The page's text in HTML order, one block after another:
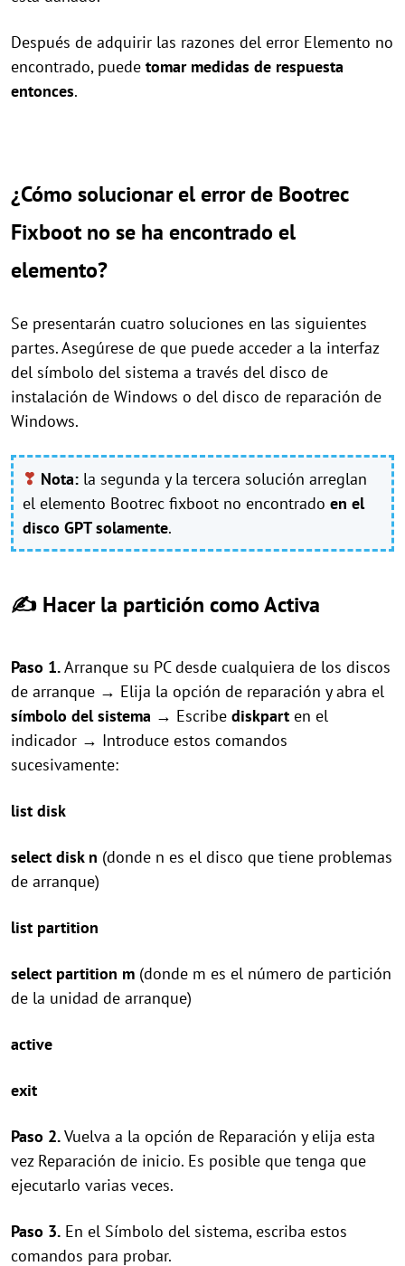
Después de adquirir las razones del error Elemento no
encontrado, puede tomar medidas de respuesta
entonces.
¿Cómo solucionar el error de Bootrec
Fixboot no se ha encontrado el
elemento?
Se presentarán cuatro soluciones en las siguientes
partes. Asegúrese de que puede acceder a la interfaz
del símbolo del sistema a través del disco de
instalación de Windows o del disco de reparación de
Windows.
❣ Nota: la segunda y la tercera solución arreglan
el elemento Bootrec fixboot no encontrado en el
disco GPT solamente.
✍ Hacer la partición como Activa
Paso 1.Arranque su PC desde cualquiera de los discos
de arranque → Elija la opción de reparación y abra el
símbolo del sistema → Escribe diskpart en el
indicador → Introduce estos comandos
sucesivamente:
list disk
select disk n (donde n es el disco que tiene problemas
de arranque)
list partition
select partition m (donde m es el número de partición
de la unidad de arranque)
active
exit
Paso 2.Vuelva a la opción de Reparación y elija esta
vez Reparación de inicio. Es posible que tenga que
ejecutarlo varias veces.
Paso 3. En el Símbolo del sistema, escriba estos
comandos para probar.